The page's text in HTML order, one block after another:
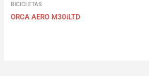
BICICLETAS
ORCA AERO M30iLTD